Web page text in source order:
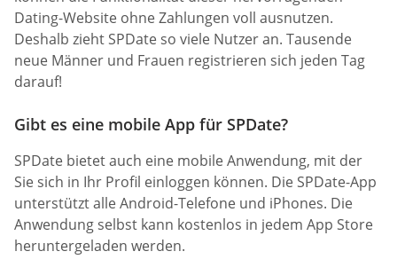
Dating-Website ohne Zahlungen voll ausnutzen.
Deshalb zieht SPDate so viele Nutzer an. Tausende
neue Männer und Frauen registrieren sich jeden Tag
darauf!
Gibt es eine mobile App für SPDate?
SPDate bietet auch eine mobile Anwendung, mit der
Sie sich in Ihr Profil einloggen können. Die SPDate-App
unterstützt alle Android-Telefone und iPhones. Die
Anwendung selbst kann kostenlos in jedem App Store
heruntergeladen werden.